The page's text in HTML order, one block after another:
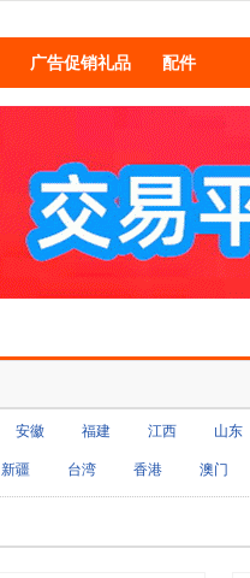
广告促销礼品 配件
安徽 福建 江西 山东
新疆 台湾 香港 澳门